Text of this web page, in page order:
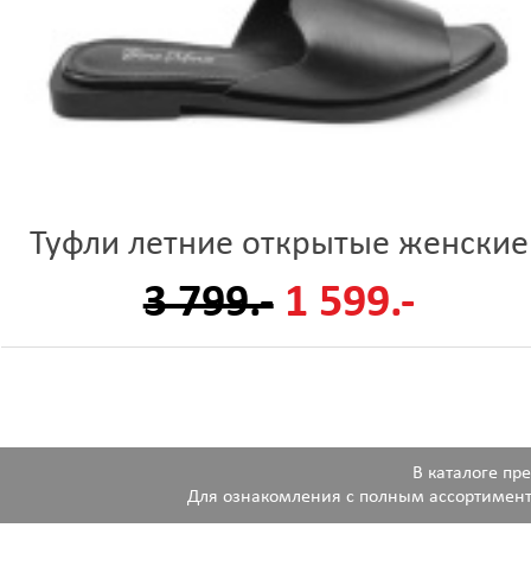
Туфли летние открытые женские
3 799.- 1 599.-
В каталоге
Для ознакомления с полным